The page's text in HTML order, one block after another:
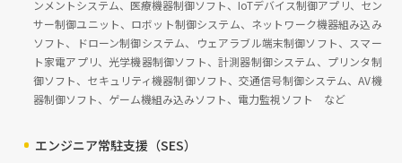
ンメントシステム、医療機器制御ソフト、IoTデバイス制御アプリ、セン
サー制御ユニット、ロボット制御システム、ネットワーク機器組み込み
ソフト、ドローン制御システム、ウェアラブル端末制御ソフト、スマー
ト家電アプリ、光学機器制御ソフト、計測器制御システム、プリンタ制
御ソフト、セキュリティ機器制御ソフト、交通信号制御システム、AV機
器制御ソフト、ゲーム機組み込みソフト、電力監視ソフト など
エンジニア常駐支援（SES）